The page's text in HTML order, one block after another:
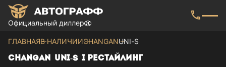
Официальный диллер
ГЛАВНАЯВ НАЛИЧИИCHANGANUNI-S
CHANGAN UNI-S I РЕСТАЙЛИНГ